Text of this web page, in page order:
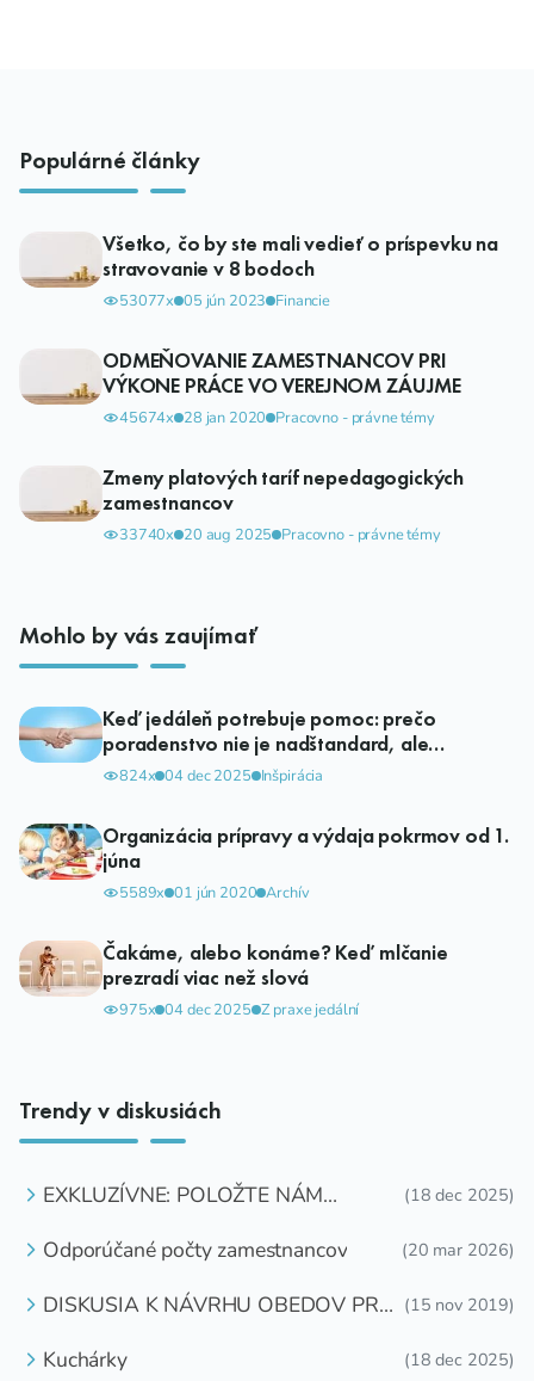
Populárné články
Všetko, čo by ste mali vedieť o príspevku na
stravovanie v 8 bodoch
53077x 05 jún 2023 Financie
ODMEŇOVANIE ZAMESTNANCOV PRI
VÝKONE PRÁCE VO VEREJNOM ZÁUJME
45674x 28 jan 2020 Pracovno - právne témy
Zmeny platových taríf nepedagogických
zamestnancov
33740x 20 aug 2025 Pracovno - právne témy
Mohlo by vás zaujímať
Keď jedáleň potrebuje pomoc: prečo
poradenstvo nie je nadštandard, ale
nevyhnutnosť
824x 04 dec 2025 Inšpirácia
Organizácia prípravy a výdaja pokrmov od 1.
júna
5589x 01 jún 2020 Archív
Čakáme, alebo konáme? Keď mlčanie
prezradí viac než slová
975x 04 dec 2025 Z praxe jedální
Trendy v diskusiách
EXKLUZÍVNE: POLOŽTE NÁM
(18 dec 2025)
Odporúčané počty zamestnancov (20 mar 2026)
DISKUSIA K NÁVRHU OBEDOV PRE
(15 nov 2019)
Kuchárky (18 dec 2025)